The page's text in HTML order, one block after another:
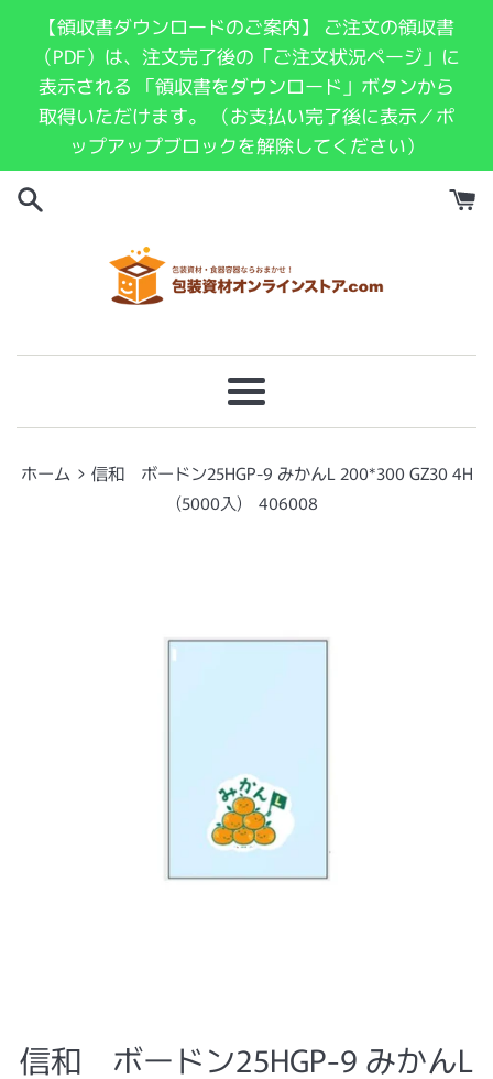
【領収書ダウンロードのご案内】 ご注文の領収書
（PDF）は、注文完了後の「ご注文状況ページ」に
表示される 「領収書をダウンロード」ボタンから
取得いただけます。 （お支払い完了後に表示／ポ
ップアップブロックを解除してください）
メ
ニ
ュ
ー
ホーム › 信和 ボードン25HGP-9 みかんL 200*300 GZ30 4H
(5000入) 406008
信和 ボードン25HGP-9 みかんL